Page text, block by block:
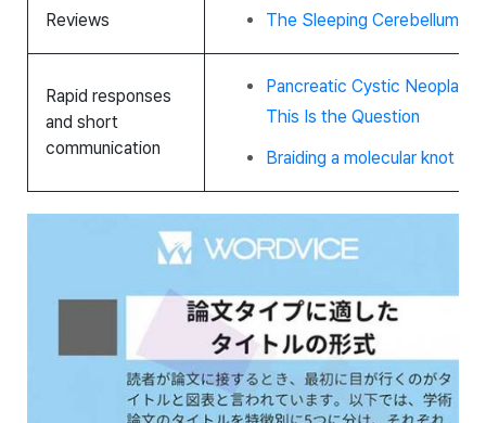
Reviews The Sleeping Cerebellum
Rapid responses
and short
communication
Pancreatic Cystic
This Is the Question
Braiding a molecular knot